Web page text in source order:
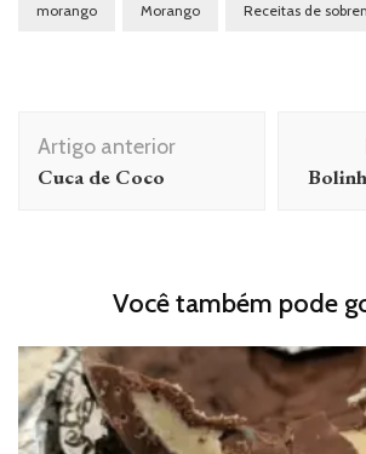
morango Morango Receitas de
Navegação
de
Artigo anterior
Cuca de Coco
Você também pode